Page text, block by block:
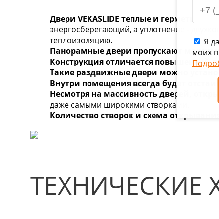
Я
моих
Двери VEKASLIDE теплые и герметичные
энергосберегающий, а уплотнение -
теплоизоляцию.
Панорамные двери пропускают
Конструкция отличается повышенной
Такие раздвижные двери можно
Внутри помещения всегда будет
Несмотря на массивность дверей,
даже самыми широкими створками.
Количество створок и схема
ТЕХНИЧЕСКИЕ